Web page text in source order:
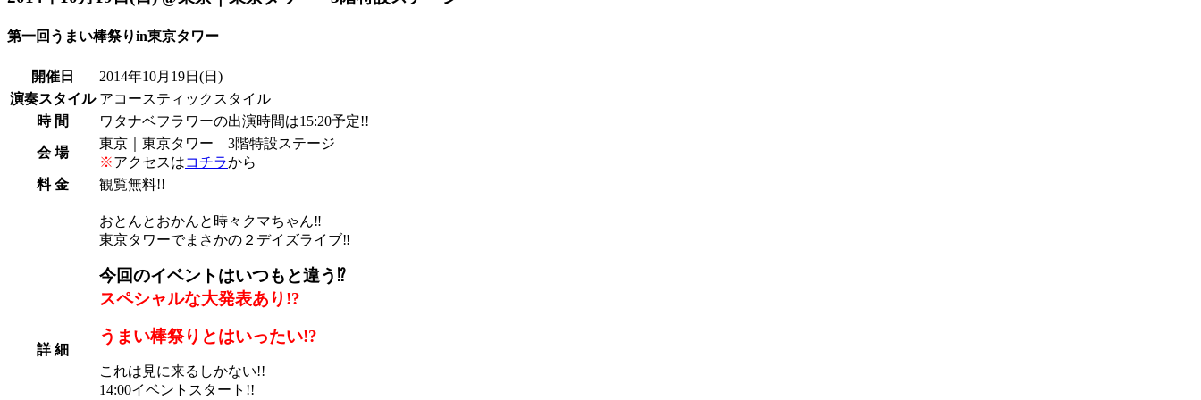
第一回うまい棒祭りin東京タワー
開催日 2014年10月19日 (日)
演奏スタイル アコースティックスタイル
時 間
ワタナベフラワーの出演時間は15:20予定!!
会 場
東京｜東京タワー 3階特設ステージ
※アクセスはコチラから
料 金
観覧無料!!
詳 細
おとんとおかんと時々クマちゃん‼︎
東京タワーでまさかの２デイズライブ‼︎
今回のイベントはいつもと違う⁉︎
スペシャルな大発表あり!?
うまい棒祭りとはいったい!?
これは見に来るしかない!!
14:00イベントスタート!!